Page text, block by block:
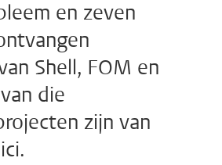
en zeven
Shell, FOM en
die
zijn van